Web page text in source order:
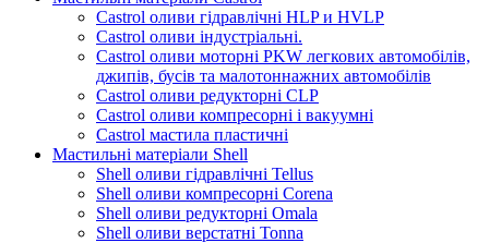
Castrol оливи гідравлічні HLP и HVLP
Castrol оливи індустріальні.
Castrol оливи моторні PKW легкових автомобілів,
джипів, бусів та малотоннажних автомобілів
Castrol оливи редукторні CLP
Castrol оливи компресорні і вакуумні
Castrol мастила пластичні
Мастильні матеріали Shell
Shell оливи гідравлічні Tellus
Shell оливи компресорні Corena
Shell оливи редукторні Omala
Shell оливи верстатні Tonna